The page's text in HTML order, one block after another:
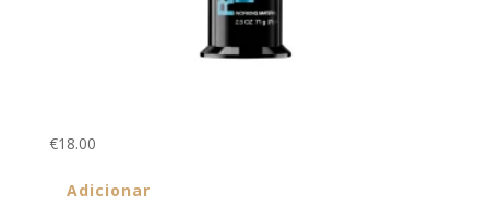
€18.00
Adicionar